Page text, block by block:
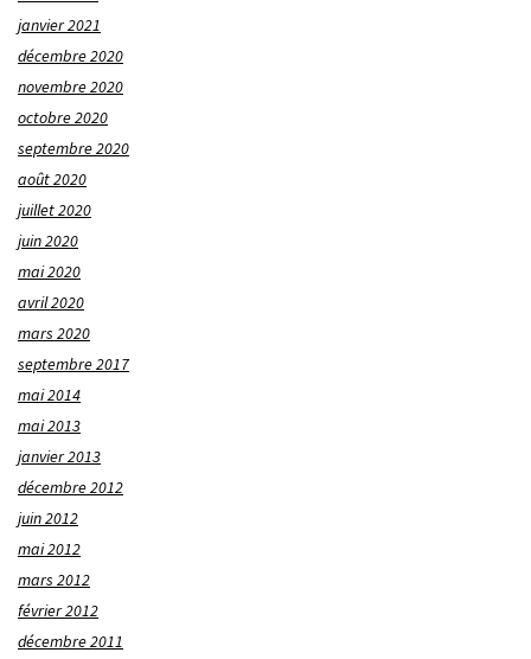
janvier 2021
décembre 2020
novembre 2020
octobre 2020
septembre 2020
août 2020
juillet 2020
juin 2020
mai 2020
avril 2020
mars 2020
septembre 2017
mai 2014
mai 2013
janvier 2013
décembre 2012
juin 2012
mai 2012
mars 2012
février 2012
décembre 2011